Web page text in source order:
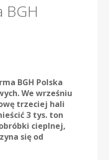
BGH
BGH Polska
We wrześniu
trzeciej hali
3 tys. ton
cieplnej,
się od